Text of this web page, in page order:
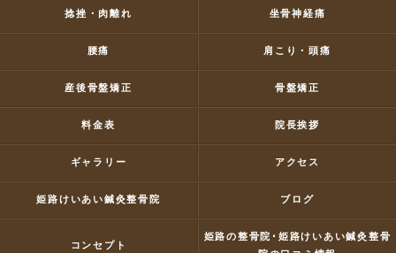
捻挫・肉離れ 坐骨神経痛
腰痛 肩こり・頭痛
産後骨盤矯正 骨盤矯正
料金表 院長挨拶
ギャラリー アクセス
姫路けいあい鍼灸整骨院 ブログ
コンセプト
姫路の整骨院･姫路けいあい鍼灸整骨